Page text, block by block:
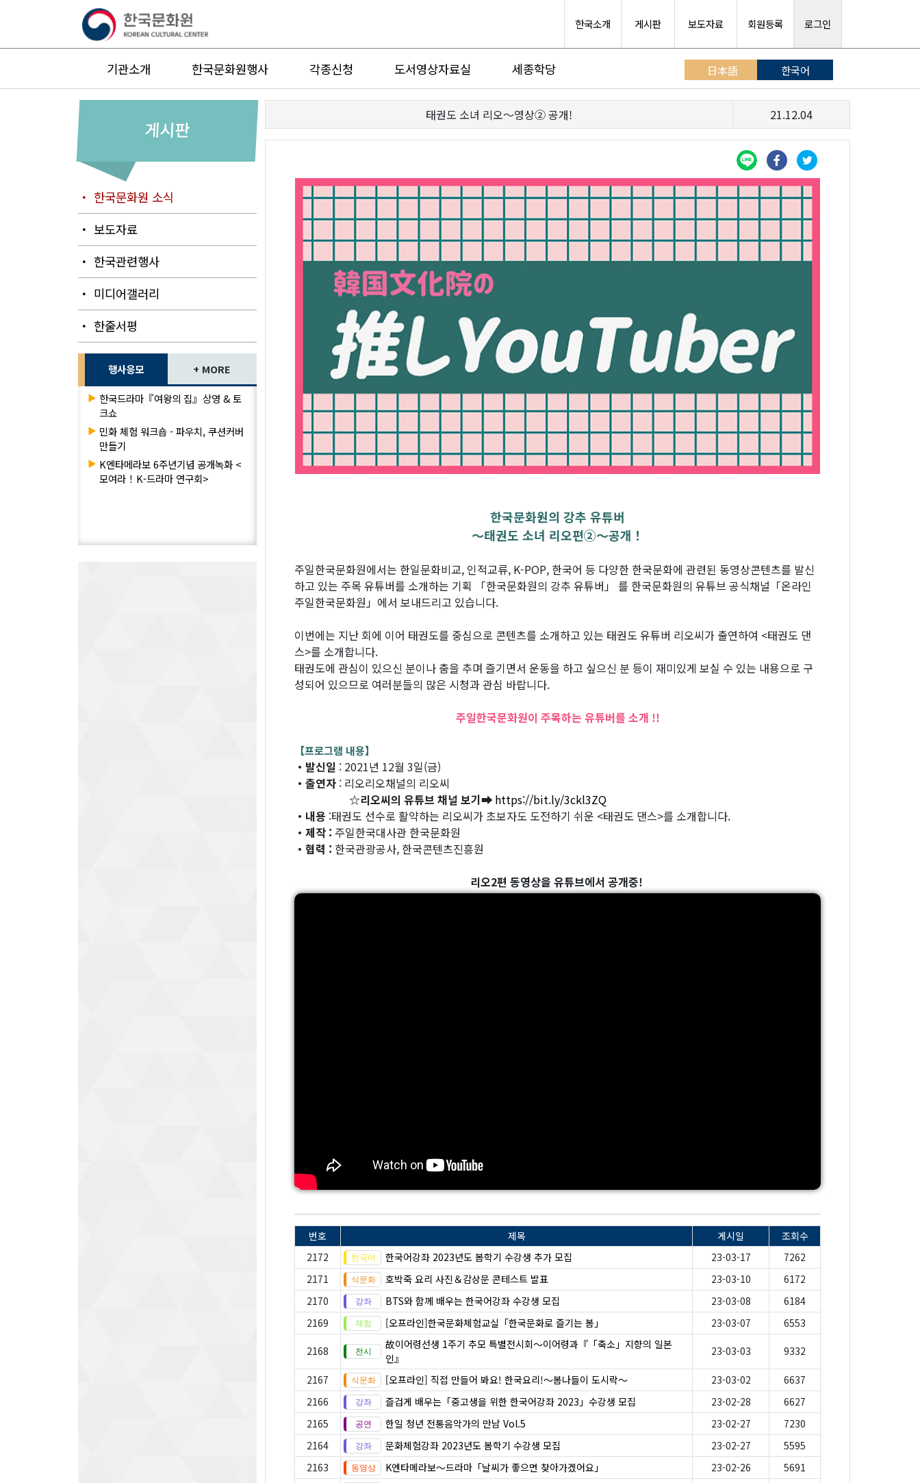
한국소개 게시판 보도자료 회원등록 로그인
기관소개 한국문화원행사 각종신청 도서영상자료실 세종학당 日本語 한국어
게시판
・ 한국문화원 소식
・ 보도자료
・ 한국관련행사
・ 미디어갤러리
・ 한줄서평
행사응모 + MORE
▶ 한국드라마『여왕의 집』상영 & 토
크쇼
▶ 민화 체험 워크숍 - 파우치, 쿠션커버
만들기
▶ K엔타메라보 6주년기념 공개녹화 <
모여라！K-드라마 연구회>
태권도 소녀 리오～영상② 공개! 21.12.04
한국문화원의 강추 유튜버
〜태권도 소녀 리오편②〜공개！
주일한국문화원에서는 한일문화비교, 인적교류, K-POP, 한국어 등 다양한 한국문화에 관련된 동영상콘텐츠를 발신
하고 있는 주목 유튜버를 소개하는 기획 「한국문화원의 강추 유튜버」 를 한국문화원의 유튜브 공식채널「온라인
주일한국문화원」에서 보내드리고 있습니다.
이번에는 지난 회에 이어 태권도를 중심으로 콘텐츠를 소개하고 있는 태권도 유튜버 리오씨가 출연하여 <태권도 댄
스>를 소개합니다.
태권도에 관심이 있으신 분이나 춤을 추며 즐기면서 운동을 하고 싶으신 분 등이 재미있게 보실 수 있는 내용으로 구
성되어 있으므로 여러분들의 많은 시청과 관심 바랍니다.
주일한국문화원이 주목하는 유튜버를 소개 !!
【프로그램 내용】
・발신일 : 2021년 12월 3일(금)
・출연자 : 리오리오채널의 리오씨
☆리오씨의 유튜브 채널 보기➡ https://bit.ly/3ckl3ZQ
・내용 :태권도 선수로 활약하는 리오씨가 초보자도 도전하기 쉬운 <태권도 댄스>를 소개합니다.
・제작 : 주일한국대사관 한국문화원
・협력 : 한국관광공사, 한국콘텐츠진흥원
리오2편 동영상을 유튜브에서 공개중!
번호 제목 게시일
조회수
2172
한국어강좌 2023년도 봄학기 수강생 추가 모집 23-03-17
7262
2171
호박죽 요리 사진＆감상문 콘테스트 발표 23-03-10
6172
2170
BTS와 함께 배우는 한국어강좌 수강생 모집 23-03-08
6184
2169
[오프라인]한국문화체험교실「한국문화로 즐기는 봄」 23-03-07 6553
2168
故이어령선생 1주기 추모 특별전시회〜이어령과『「축소」지향의 일본
인』
23-03-03 9332
2167 [오프라인] 직접 만들어 봐요! 한국요리!〜봄나들이 도시락〜 23-03-02
6637
2166
즐겁게 배우는「중고생을 위한 한국어강좌 2023」수강생 모집 23-02-28
6627
2165
한일 청년 전통음악가의 만남 Vol.5 23-02-27
7230
2164
문화체험강좌 2023년도 봄학기 수강생 모집 23-02-27
5595
2163
K엔타메라보～드라마「날씨가 좋으면 찾아가겠어요」 23-02-26
5691